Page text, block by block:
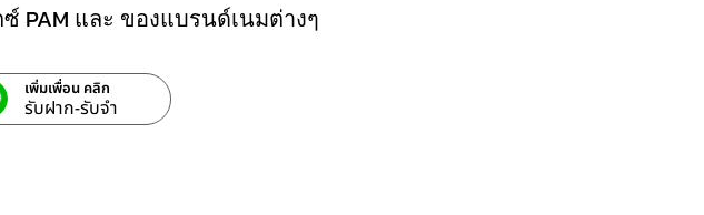
PAM และ ของแบรนด์เนมต่างๆ
เพิ่มเพื่อน คลิก
รับฝาก-รับจํา